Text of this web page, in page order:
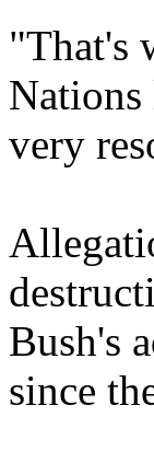
"That's
very
Bush's
since